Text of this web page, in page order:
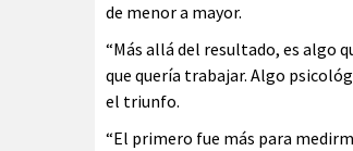
de menor a mayor.
“Más allá del resultado, es algo
que quería trabajar. Algo
el triunfo.
“El primero fue más para